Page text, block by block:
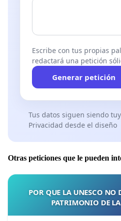
Escribe con tus propias
redactará una petición
Generar petición
Tus datos siguen siendo
Privacidad desde el diseño
Otras peticiones que le pueden
POR QUE LA UNESCO NO
PATRIMONIO DE